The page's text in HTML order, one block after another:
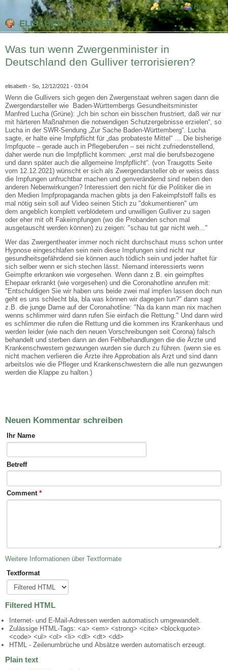
Login links
Login Register
ELISABETH DODERER
Was tun wenn Zwergenminister in
Deutschland den Gulliver terrorisieren?
elisabeth - So, 12/12/2021 - 03:04
Wenn die Gullivers sich gegen den Zwergenstaat wehren sagen dann die
Zwergendarsteller wie Baden-Württembergs Gesundheitsminister
Manfred Lucha (Grüne): „Ich bin schon ein bisschen frustriert, daß wir nur
mit härteren Maßnahmen die notwendigen Schutzergebnisse erzielen“, so
Lucha in der SWR-Sendung „Zur Sache Baden-Württemberg“. Lucha
sagte, er halte eine Impfpflicht für „das probateste Mittel“ … Die bisherige
Impfquote – gerade auch in Pflegeberufen – sei nicht zufriedenstellend,
daher werde nun die Impfpflicht kommen: „erst mal die berufsbezogene
und dann später auch die allgemeine Impfpflicht“. (von Traugotts Seite
vom 12.12.2021) wünscht er sich als Zwergendarsteller ob er weiss dass
die Impfungen unfruchtbar machen und genverändernd sind neben den
anderen Nebenwirkungen? Interessiert den nicht für die Politiker die in
den Medien Impfpropaganda machen gibts ja den Fakeimpfstoff falls es
mal nötig sein soll auf Video seinen Stich zu "dokumentieren" um
dem angeblich komplett verblödetem und unwilligen Gulliver zu sagen
oder eher mit oft Fakeimpfungen (wo die Probanden schon mal
ausgetauscht werden können) zu zeigen: "schau tut gar nicht weh..."
Wer das Zwergentheater immer noch nicht durchschaut muss schon unter
Hypnose eingeschlafen sein nein diese Impfungen sind nicht nur
gesundheitsgefährdend sie können auch tödlich sein und jeder haftet für
sich selber wenn er sich stechen lässt. Niemand interessierts wenn
Geimpfte erkranken wie vorgesehen. Wenn dann z.B. ein geimpftes
Ehepaar erkrankt (wie vorgesehen) und die Coronahotline anrufen mit:
"Entschuldigen Sie wir haben uns beide zwei mal impfen lassen doch nun
geht es uns schlecht bla, bla was können wir dagegen tun?" dann sagt
z.B. die junge Dame auf der Coronahotline: "Na da kann man nix machen
wenns schlimmer wird dann rufen Sie einfach die Rettung." Und dann wird
es schlimmer die rufen die Rettung und die kommen ins Krankenhaus und
werden leider (wie nach den neuen Vorschreibungen seit Corona) falsch
behandelt und sterben dann an den Fehlbehandlungen die die Ärzte und
Krankenschwestern gezwungen wurden sie durch zu führen. (wenn sie es
nicht machen verlieren die Ärzte ihre Approbation als Arzt und sind dann
arbeitslos wie die Pfleger und Krankenschwestern die alle nun gezwungen
werden die Klappe zu halten.)
Neuen Kommentar schreiben
Ihr Name
Betreff
Comment *
Weitere Informationen über Textformate
Textformat
Filtered HTML
Internet- und E-Mail-Adressen werden automatisch umgewandelt.
Zulässige HTML-Tags: <a> <em> <strong> <cite> <blockquote>
<code> <ul> <ol> <li> <dl> <dt> <dd>
HTML - Zeilenumbrüche und Absätze werden automatisch erzeugt.
Plain text